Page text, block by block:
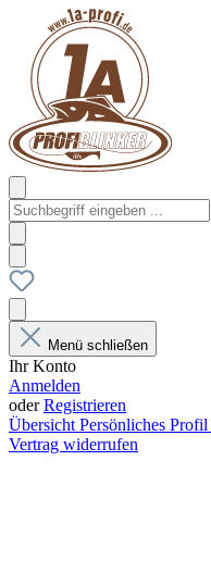
Menü schließen
Ihr Konto
Anmelden
oderRegistrieren
Übersicht Persönliches Profil
Vertrag widerrufen